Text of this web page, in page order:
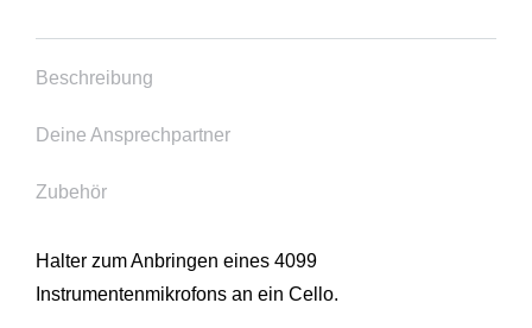
Beschreibung
Deine Ansprechpartner
Zubehör
Halter zum Anbringen eines 4099
Instrumentenmikrofons an ein Cello.